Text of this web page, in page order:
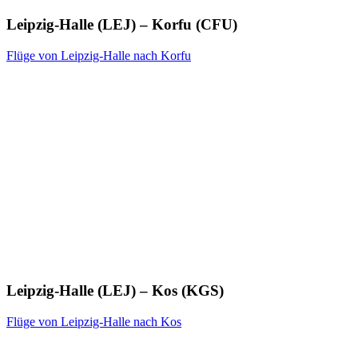
Leipzig-Halle (LEJ) – Korfu (CFU)
Flüge von Leipzig-Halle nach Korfu
Leipzig-Halle (LEJ) – Kos (KGS)
Flüge von Leipzig-Halle nach Kos